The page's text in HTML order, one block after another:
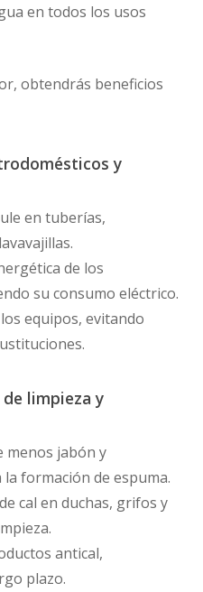
en todos los usos
obtendrás beneficios
y
en tuberías,
de los
su consumo eléctrico.
equipos, evitando
limpieza y
menos jabón y
formación de espuma.
cal en duchas, grifos y
antical,
plazo.